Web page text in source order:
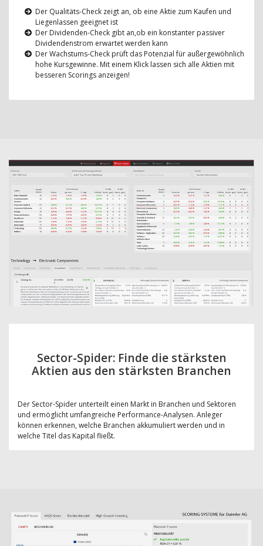
Der Qualitäts-Check zeigt an, ob eine Aktie zum Kaufen und
Liegenlassen geeignet ist
Der Dividenden-Check gibt an,ob ein konstanter passiver
Dividendenstrom erwartet werden kann
Der Wachstums-Check prüft das Potenzial für außergewöhnlich
hohe Kursgewinne. Mit einem Klick lassen sich alle Aktien mit
besseren Scorings anzeigen!
Sector-Spider: Finde die stärksten
Aktien aus den stärksten Branchen
Der Sector-Spider unterteilt einen Markt in Branchen und Sektoren
und ermöglicht umfangreiche Performance-Analysen. Anleger
können erkennen, welche Branchen akkumuliert werden und in
welche Titel das Kapital fließt.